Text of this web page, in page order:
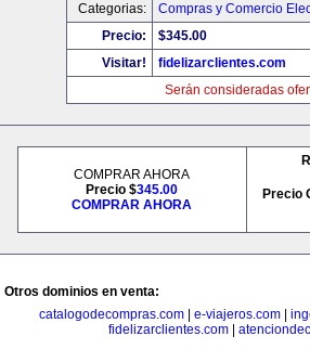
Categorias:
Compras y Comercio
Precio:
$345.00
Visitar!
fidelizarclientes.com
Serán consideradas
COMPRAR AHORA
Precio $345.00
COMPRAR AHORA
Precio
Otros dominios en venta:
catalogodecompras.com| e-viajeros.com|
fidelizarclientes.com|